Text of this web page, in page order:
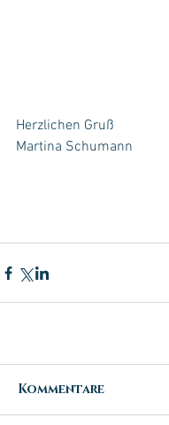
Herzlichen Gruß
Martina Schumann
Kommentare